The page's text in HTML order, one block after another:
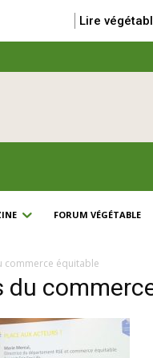
Lire
FORUM VÉGÉTABLE
commerce équitable
du